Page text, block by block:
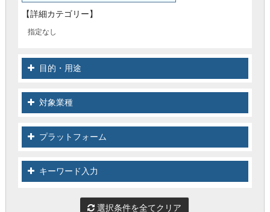
【詳細カテゴリー】
指定なし
目的・用途
人材の管理（勤怠・就労）
組織の生産性向上
IT資産管理とインフラ強化
法制度対応・CSR
グローバル展開
対象業種
プラットフォーム
キーワード入力